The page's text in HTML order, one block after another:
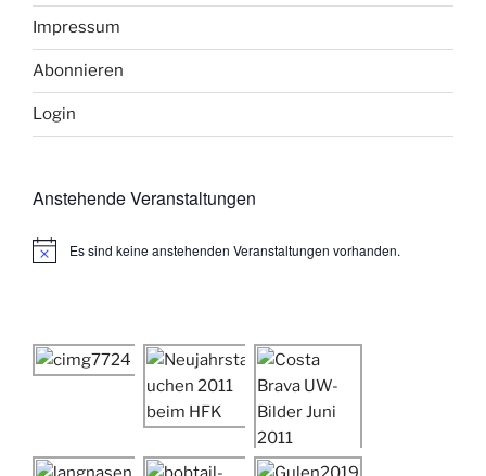
Impressum
Abonnieren
Login
Anstehende Veranstaltungen
H
i
s
Es sind keine anstehenden Veranstaltungen vorhanden.